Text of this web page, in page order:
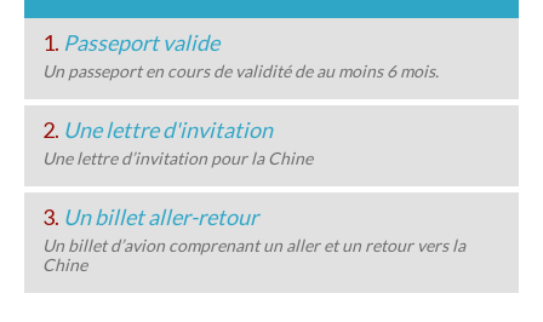
1. Passeport valide
Un passeport en cours de validité de au moins 6 mois.
2. Une lettre d'invitation
Une lettre d’invitation pour la Chine
3. Un billet aller-retour
Un billet d’avion comprenant un aller et un retour vers la
Chine